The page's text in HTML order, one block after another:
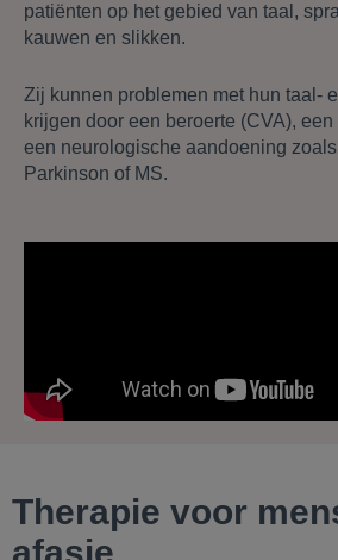
patiënten op het gebied van taal,
kauwen en slikken.
Zij kunnen problemen met hun taal-
krijgen door een beroerte (CVA),
een neurologische aandoening
Parkinson of MS.
Therapie voor